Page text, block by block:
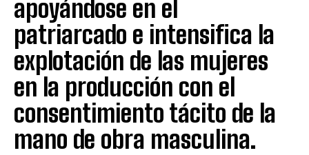
apoyándose en el
patriarcado e intensifica la
explotación de las mujeres
en la producción con el
consentimiento tácito de la
mano de obra masculina.